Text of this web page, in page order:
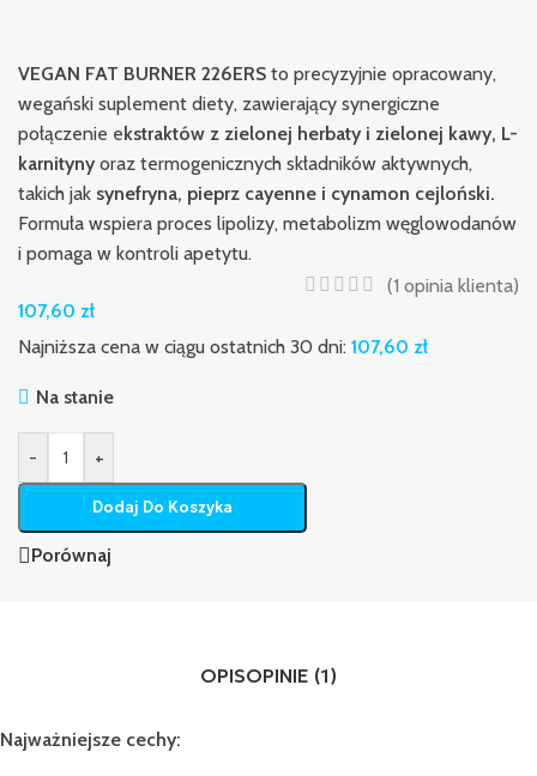
VEGAN FAT BURNER 226ERS to precyzyjnie opracowany,
wegański suplement diety, zawierający synergiczne
połączenie ekstraktów z zielonej herbaty i zielonej kawy, L-
karnitynyoraz termogenicznych składników aktywnych,
takich jak synefryna, pieprz cayenne i cynamon cejloński.
Formuła wspiera proces lipolizy, metabolizm węglowodanów
i pomaga w kontroli apetytu.
(1 opinia klienta)
107,60 zł
Najniższa cena w ciągu ostatnich 30 dni: 107,60 zł
Na stanie
- +
Dodaj Do Koszyka
Porównaj
OPISOPINIE (1)
Najważniejsze cechy: